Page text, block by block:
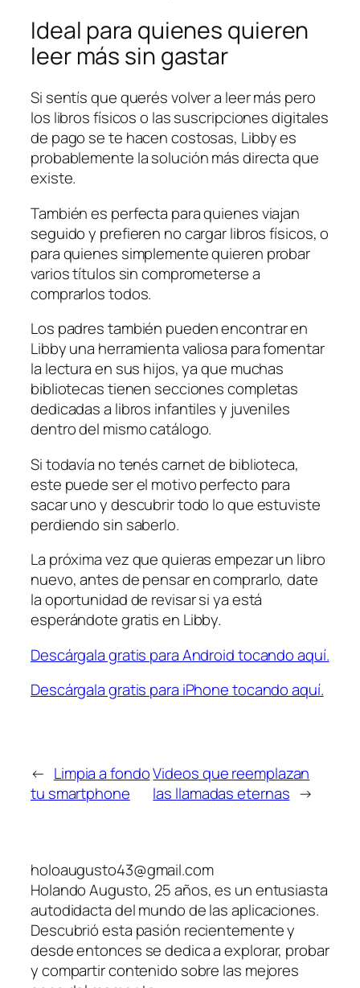
Ideal para quienes quieren
leer más sin gastar
Si sentís que querés volver a leer más pero
los libros físicos o las suscripciones digitales
de pago se te hacen costosas, Libby es
probablemente la solución más directa que
existe.
También es perfecta para quienes viajan
seguido y prefieren no cargar libros físicos, o
para quienes simplemente quieren probar
varios títulos sin comprometerse a
comprarlos todos.
Los padres también pueden encontrar en
Libby una herramienta valiosa para fomentar
la lectura en sus hijos, ya que muchas
bibliotecas tienen secciones completas
dedicadas a libros infantiles y juveniles
dentro del mismo catálogo.
Si todavía no tenés carnet de biblioteca,
este puede ser el motivo perfecto para
sacar uno y descubrir todo lo que estuviste
perdiendo sin saberlo.
La próxima vez que quieras empezar un libro
nuevo, antes de pensar en comprarlo, date
la oportunidad de revisar si ya está
esperándote gratis en Libby.
Descárgala gratis para Android tocando aquí.
Descárgala gratis para iPhone tocando aquí.
← Limpia a fondo
tu smartphone
Videos que reemplazan
las llamadas eternas →
holoaugusto43@gmail.com
Holando Augusto, 25 años, es un entusiasta
autodidacta del mundo de las aplicaciones.
Descubrió esta pasión recientemente y
desde entonces se dedica a explorar, probar
y compartir contenido sobre las mejores